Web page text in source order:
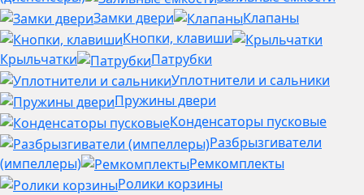
Замки двери
Клапаны
Кнопки, клавиши
Крыльчатки
Патрубки
Уплотнители и сальники
Пружины двери
Конденсаторы пусковые
Разбрызгиватели
(импеллеры)
Ремкомплекты
Ролики корзины